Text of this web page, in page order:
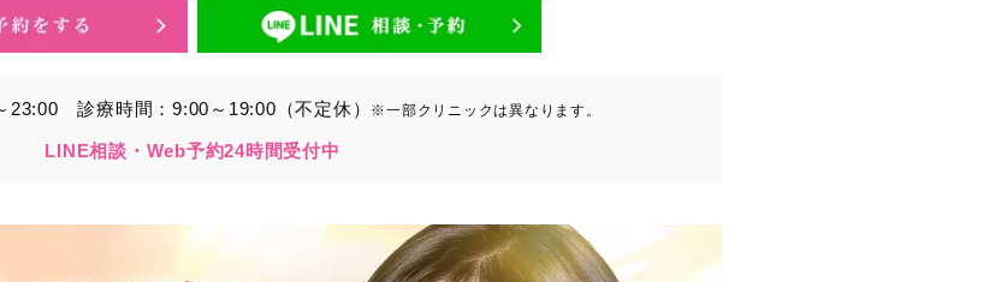
ができる情報
の内容、ご利用日時、閲覧履歴等に関連する情報
グ等の利用状況に関する情報を含みます。）
～23:00診療時間：9:00～19:00（不定休） ※一部クリニックは異なります。
LINE相談・Web予約24時間受付中